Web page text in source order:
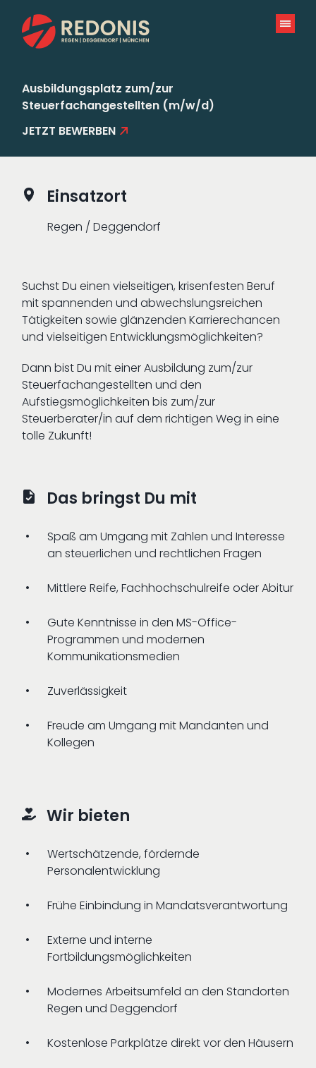
Inhalt
springen
Ausbildungsplatz zum/zur
Steuerfachangestellten (m/w/d)
JETZT BEWERBEN
Einsatzort
Regen / Deggendorf
Suchst Du einen vielseitigen, krisenfesten Beruf
mit spannenden und abwechslungsreichen
Tätigkeiten sowie glänzenden Karrierechancen
und vielseitigen Entwicklungsmöglichkeiten?
Dann bist Du mit einer Ausbildung zum/zur
Steuerfachangestellten und den
Aufstiegsmöglichkeiten bis zum/zur
Steuerberater/in auf dem richtigen Weg in eine
tolle Zukunft!
Das bringst Du mit
Spaß am Umgang mit Zahlen und Interesse
an steuerlichen und rechtlichen Fragen
Mittlere Reife, Fachhochschulreife oder Abitur
Gute Kenntnisse in den MS-Office-
Programmen und modernen
Kommunikationsmedien
Zuverlässigkeit
Freude am Umgang mit Mandanten und
Kollegen
Wir bieten
Wertschätzende, fördernde
Personalentwicklung
Frühe Einbindung in Mandatsverantwortung
Externe und interne
Fortbildungsmöglichkeiten
Modernes Arbeitsumfeld an den Standorten
Regen und Deggendorf
Kostenlose Parkplätze direkt vor den Häusern